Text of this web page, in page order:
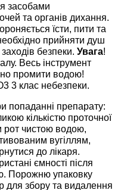
засобами
та органів дихання.
їсти, пити та
прийняти душ
безпеки. Увага!
Весь інструмент
промити водою!
3 клас небезпеки.
попаданні препарату:
кількістю проточної
рот чистою водою,
вугіллям,
до лікаря.
ємності після
Порожню упаковку
для збору та видалення